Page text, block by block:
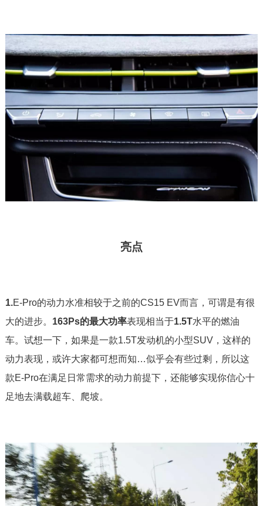
亮点
1.E-Pro的动力水准相较于之前的CS15 EV而言，可谓是有很
大的进步。 163Ps的最大功率表现相当于1.5T水平的燃油
车。试想一下，如果是一款1.5T发动机的小型SUV，这样的
动力表现，或许大家都可想而知…似乎会有些过剩，所以这
款E-Pro在满足日常需求的动力前提下，还能够实现你信心十
足地去满载超车、爬坡。